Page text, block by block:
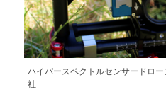
ハイパースペクトルセンサードロ
社